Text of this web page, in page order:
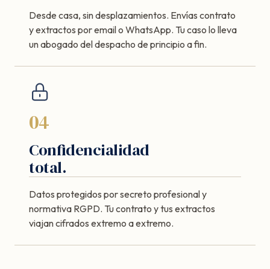
Desde casa, sin desplazamientos. Envías contrato
y extractos por email o WhatsApp. Tu caso lo lleva
un abogado del despacho de principio a fin.
04
Confidencialidad
total.
Datos protegidos por secreto profesional y
normativa RGPD. Tu contrato y tus extractos
viajan cifrados extremo a extremo.